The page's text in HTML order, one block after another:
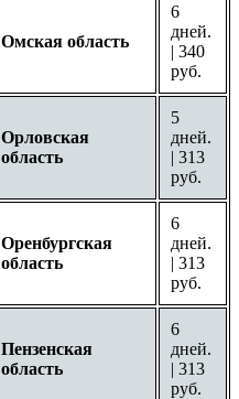
Омская область
6
дней.
| 340
руб.
Орловская
область
5
дней.
| 313
руб.
Оренбургская
область
6
дней.
| 313
руб.
Пензенская
область
6
дней.
| 313
руб.